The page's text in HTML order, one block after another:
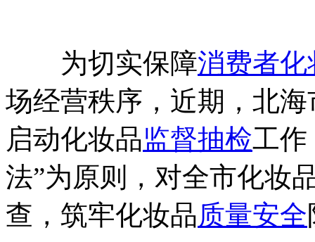
为切实保障消费者化
场经营秩序，近期，北海
启动化妆品监督抽检工作
法”为原则，对全市化妆
查，筑牢化妆品质量安全